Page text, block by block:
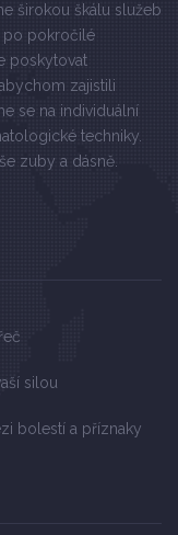
širokou škálu služeb
po pokročilé
poskytovat
zajistili
se na individuální
techniky.
zuby a dásně.
silou
bolestí a příznaky